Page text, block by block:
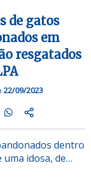
de gatos
em
resgatados
22/09/2023
dentro
uma idosa, de…